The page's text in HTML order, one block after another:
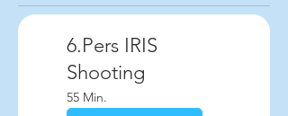
6.Pers IRIS
Shooting
55 Min.